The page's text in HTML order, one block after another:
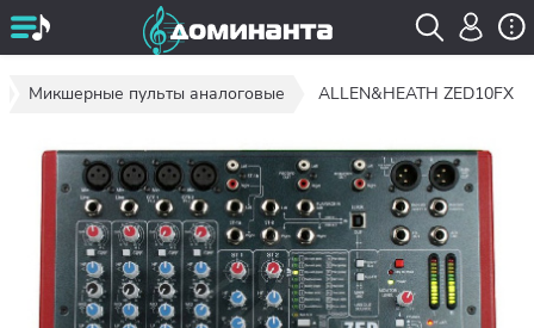
Микшерные пульты аналоговые ALLEN&HEATH ZED10FX